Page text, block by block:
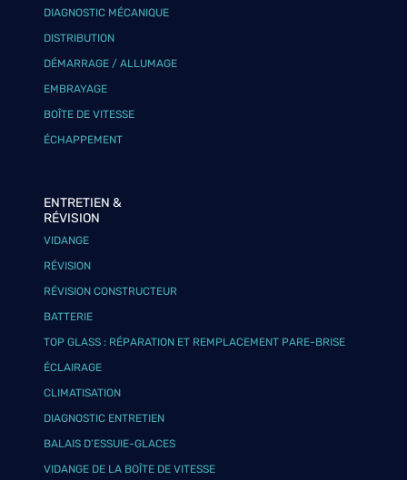
DIAGNOSTIC MÉCANIQUE
DISTRIBUTION
DÉMARRAGE / ALLUMAGE
EMBRAYAGE
BOÎTE DE VITESSE
ÉCHAPPEMENT
ENTRETIEN &
RÉVISION
VIDANGE
RÉVISION
RÉVISION CONSTRUCTEUR
BATTERIE
TOP GLASS : RÉPARATION ET REMPLACEMENT PARE-BRISE
ÉCLAIRAGE
CLIMATISATION
DIAGNOSTIC ENTRETIEN
BALAIS D’ESSUIE-GLACES
VIDANGE DE LA BOÎTE DE VITESSE